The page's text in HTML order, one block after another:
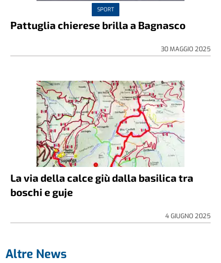
SPORT
Pattuglia chierese brilla a Bagnasco
30 MAGGIO 2025
La via della calce giù dalla basilica tra
boschi e guje
4 GIUGNO 2025
Altre News